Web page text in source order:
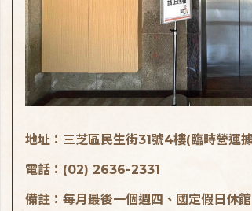
地址：三芝區民生街31號4樓(臨時營運
電話：(02) 2636-2331
備註：每月最後一個週四、國定假日休館